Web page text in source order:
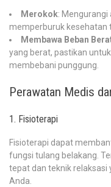
Merokok: Mengurangi
memperburuk kesehatan
Membawa Beban
yang berat, pastikan
membebani punggung.
Perawatan Medis
1. Fisioterapi
Fisioterapi dapat
fungsi tulang belakang.
tepat dan teknik
Anda.